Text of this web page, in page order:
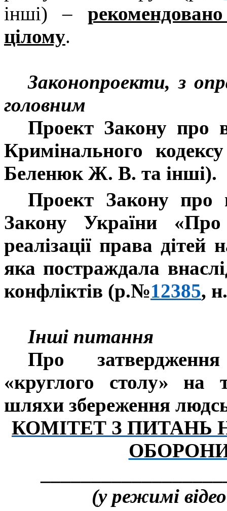
інші) –
цілому.
Законопроекти, з
головним
Проект Закону про
Кримінального
Беленюк Ж. В. та інші).
Проект Закону про
Закону України
реалізації права
яка постраждала
конфліктів (р.№12385,
Інші питання
Про
«круглого столу» на
шляхи збереження
КОМІТЕТ З ПИТАНЬ
(у режимі